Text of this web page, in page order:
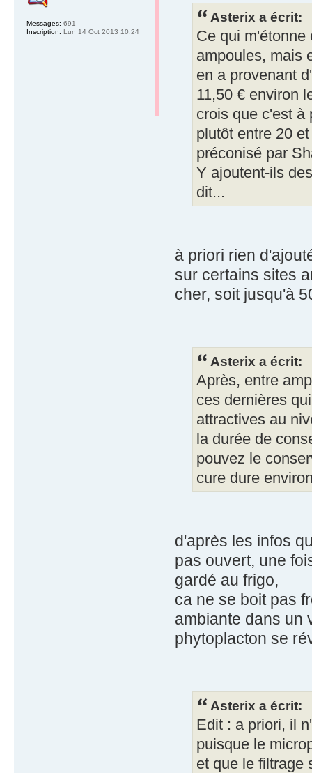
Asterix a écrit:
Ce qui m'étonne
ampoules, mais
en a provenant
11,50 € environ
crois que c'est à
plutôt entre 20
préconisé par
Y ajoutent-ils
dit...
à priori rien
sur certains sites
cher, soit jusqu'à
Asterix a écrit:
Après, entre
ces dernières
attractives au
la durée de
pouvez le
cure dure
d'après les infos
pas ouvert, une
gardé au frigo,
ca ne se boit pas
ambiante dans un
phytoplacton se
Asterix a écrit:
Edit : a priori, il
puisque le
et que le filtrage
Messages: 691
Inscription: Lun 14 Oct 2013 10:24